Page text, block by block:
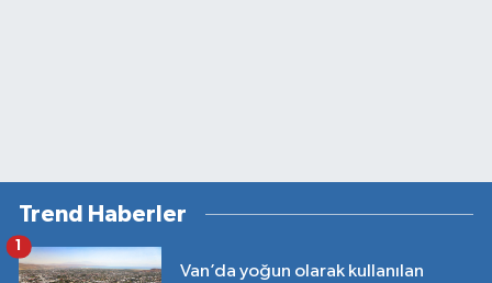
Trend Haberler
Van’da yoğun olarak kullanılan